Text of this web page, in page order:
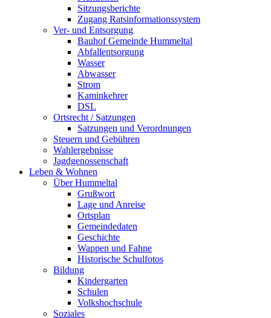
Sitzungsberichte
Zugang Ratsinformationssystem
Ver- und Entsorgung
Bauhof Gemeinde Hummeltal
Abfallentsorgung
Wasser
Abwasser
Strom
Kaminkehrer
DSL
Ortsrecht / Satzungen
Satzungen und Verordnungen
Steuern und Gebühren
Wahlergebnisse
Jagdgenossenschaft
Leben & Wohnen
Über Hummeltal
Grußwort
Lage und Anreise
Ortsplan
Gemeindedaten
Geschichte
Wappen und Fahne
Historische Schulfotos
Bildung
Kindergarten
Schulen
Volkshochschule
Soziales